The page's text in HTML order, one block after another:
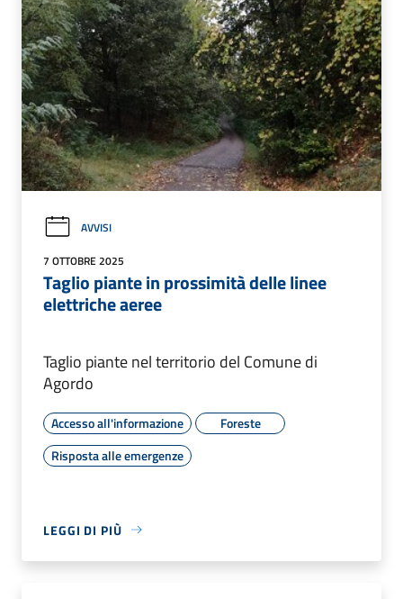
AVVISI
7 OTTOBRE 2025
Taglio piante in prossimità delle linee
elettriche aeree
Taglio piante nel territorio del Comune di
Agordo
Accesso all'informazione
Foreste
Risposta alle emergenze
LEGGI DI PIÙ